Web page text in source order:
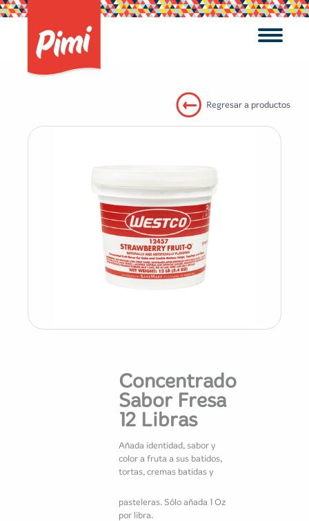
Regresar a productos
Concentrado
Sabor Fresa
12 Libras
Añada identidad, sabor y
color a fruta a sus batidos,
tortas, cremas batidas y
pasteleras. Sólo añada 1 Oz
por libra.